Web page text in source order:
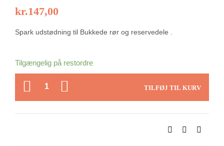
kr.147,00
Spark udstødning til Bukkede rør og reservedele .
Tilgængelig på restordre
ANTAL
TILFØJ TIL KURV